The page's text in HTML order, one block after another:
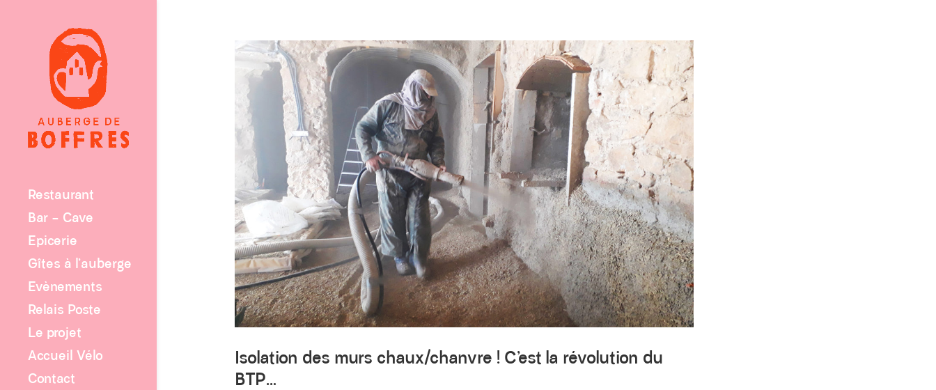
Restaurant
Bar – Cave
Epicerie
Gîtes à l’auberge
Evènements
Relais Poste
Le projet
Accueil Vélo
Contact
Isolation des murs chaux/chanvre ! C’est la révolution du
BTP…